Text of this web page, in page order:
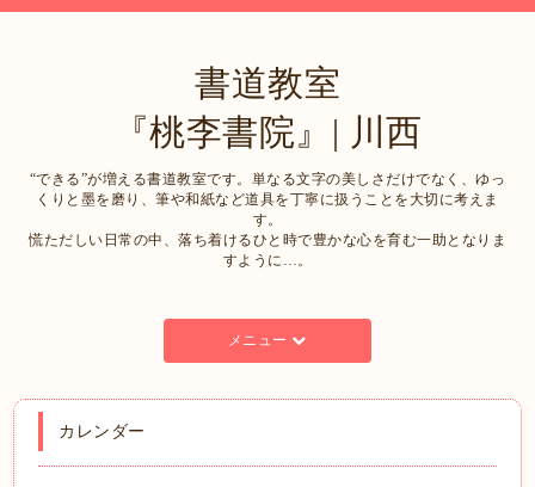
書道教室
『桃李書院』| 川西
“できる”が増える書道教室です。単なる文字の美しさだけでなく、ゆっ
くりと墨を磨り、筆や和紙など道具を丁寧に扱うことを大切に考えま
す。
慌ただしい日常の中、落ち着けるひと時で豊かな心を育む一助となりま
すように…。
メニュー
カレンダー